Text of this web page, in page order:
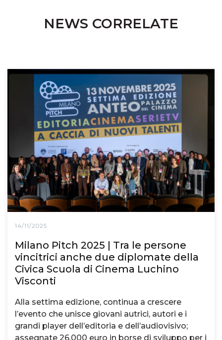
NEWS CORRELATE
14/11/2025
Milano Pitch 2025 | Tra le persone
vincitrici anche due diplomate della
Civica Scuola di Cinema Luchino
Visconti
Alla settima edizione, continua a crescere
l’evento che unisce giovani autrici, autori e i
grandi player dell’editoria e dell’audiovisivo;
assegnate 26.000 euro in borse di sviluppo per i